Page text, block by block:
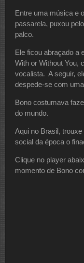
Entre uma música e
passarela, puxou
palco.
Ele ficou abraçado a
With or Without You,
vocalista. A seguir,
despede-se com
Bono costumava
do mundo.
Aqui no Brasil,
social da época o
Clique no player
momento de Bono